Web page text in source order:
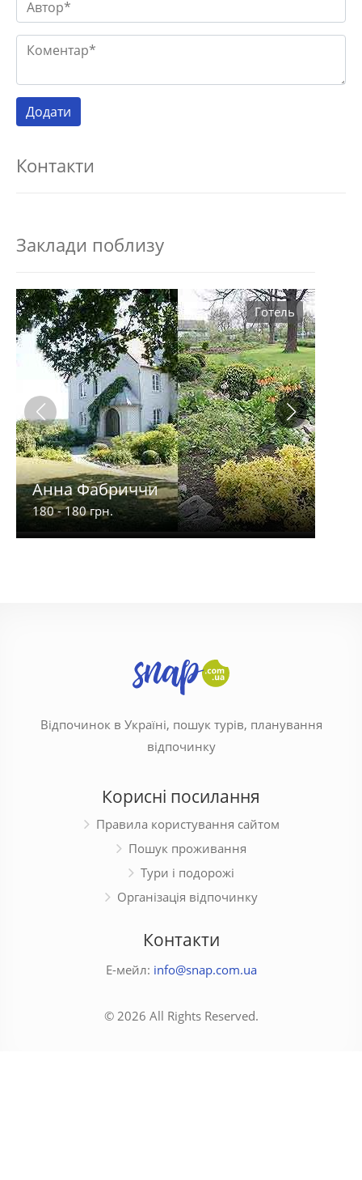
Контакти
Заклади поблизу
Готель
Анна Фабриччи
180 - 180 грн.
Відпочинок в Україні, пошук турів, планування
відпочинку
Корисні посилання
Правила користування сайтом
Пошук проживання
Тури і подорожі
Організація відпочинку
Контакти
Е-мейл: info@snap.com.ua
© 2026 All Rights Reserved.